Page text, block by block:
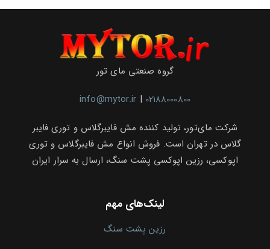
گروه صنعتی مای تور
info@mytor.ir | 02188000800
شرکت مای‌تور، تولید کننده مش فایبرگلاس و توری فایبر
گلاس در تهران است. فروش انواع مش فایبرگلاس و توری
اپوکسی، رزین اپوکسی پشت سنگ، ارسال به سرار ایران
لینک‌های مهم
رزین پشت سنگ